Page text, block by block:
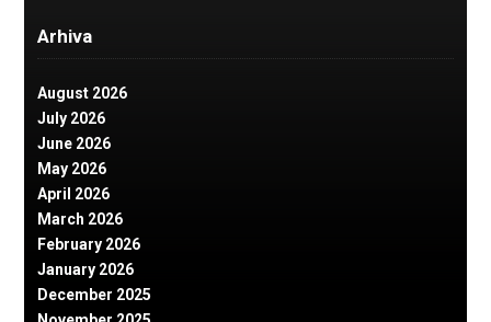
Arhiva
August 2026
July 2026
June 2026
May 2026
April 2026
March 2026
February 2026
January 2026
December 2025